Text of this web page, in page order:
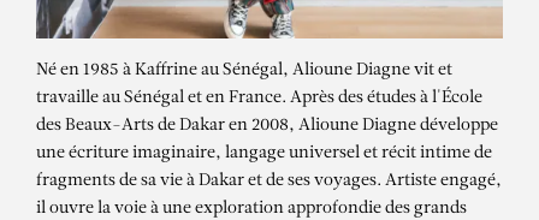
Né en 1985 à Kaffrine au Sénégal, Alioune Diagne vit et
travaille au Sénégal et en France. Après des études à l'École
des Beaux-Arts de Dakar en 2008, Alioune Diagne développe
une écriture imaginaire, langage universel et récit intime de
fragments de sa vie à Dakar et de ses voyages. Artiste engagé,
il ouvre la voie à une exploration approfondie des grands